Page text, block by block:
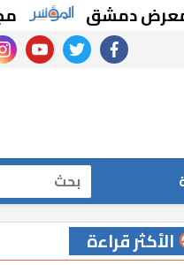
مجلس
facebook
twitter
youtube
بحث
الأكثر قراءة